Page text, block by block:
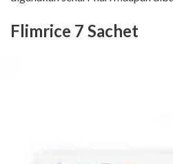
Flimrice 7 Sachet